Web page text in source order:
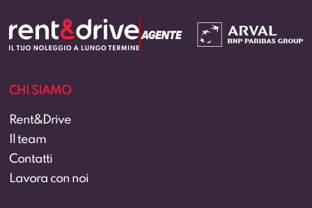
CHI SIAMO
Rent&Drive
Il team
Contatti
Lavora con noi